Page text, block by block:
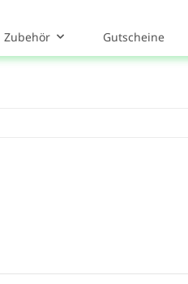
Zubehör Gutscheine